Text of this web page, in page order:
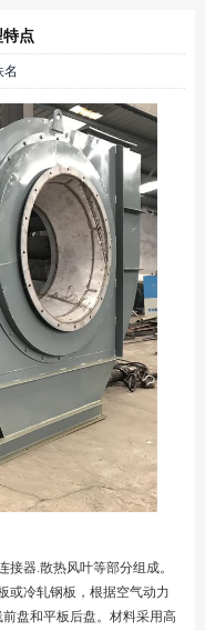
特点
接器.散热风叶等部分组成。
或冷轧钢板，根据空气动力
盘和平板后盘。材料采用高